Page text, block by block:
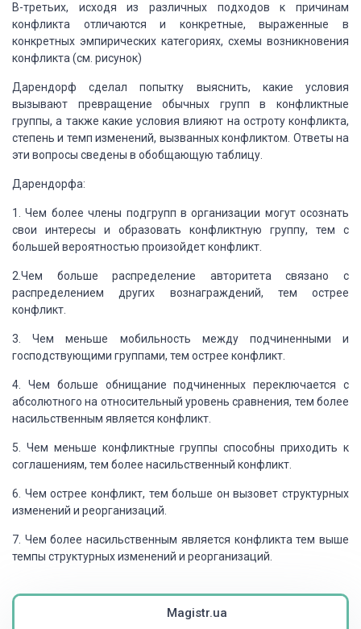
В-третьих, исходя из различных подходов к причинам
конфликта отличаются и конкретные, выраженные в
конкретных эмпирических категориях, схемы возникновения
конфликта (см. рисунок)
Дарендорф сделал попытку выяснить, какие условия
вызывают превращение обычных групп в конфликтные
группы, а также какие условия влияют на остроту конфликта,
степень и темп изменений, вызванных конфликтом. Ответы на
эти вопросы сведены в обобщающую таблицу.
Дарендорфа:
1. Чем более члены подгрупп в организации могут осознать
свои интересы и образовать конфликтную группу, тем с
большей вероятностью произойдет конфликт.
2.Чем больше распределение авторитета связано с
распределением других вознаграждений, тем острее
конфликт.
3. Чем меньше мобильность между подчиненными и
господствующими группами, тем острее конфликт.
4. Чем больше обнищание подчиненных переключается с
абсолютного на относительный уровень сравнения, тем более
насильственным является конфликт.
5. Чем меньше конфликтные группы способны приходить к
соглашениям, тем более насильственный конфликт.
6. Чем острее конфликт, тем больше он вызовет структурных
изменений и реорганизаций.
7. Чем более насильственным является конфликта тем выше
темпы структурныхизменений и реорганизаций.
Magistr.ua